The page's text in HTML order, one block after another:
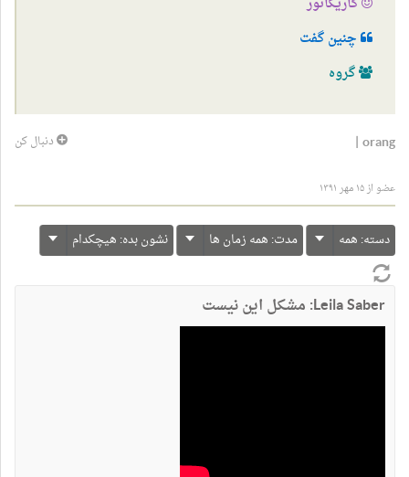
چنین گفت
گروه
دنبال کن orang
|
عضو از ۱۵ مهر ۱۳۹۱
دسته: همه مدت: همه زمان ها نشون بده: هیچکدام
Leila Saber: مشكل اين نيست